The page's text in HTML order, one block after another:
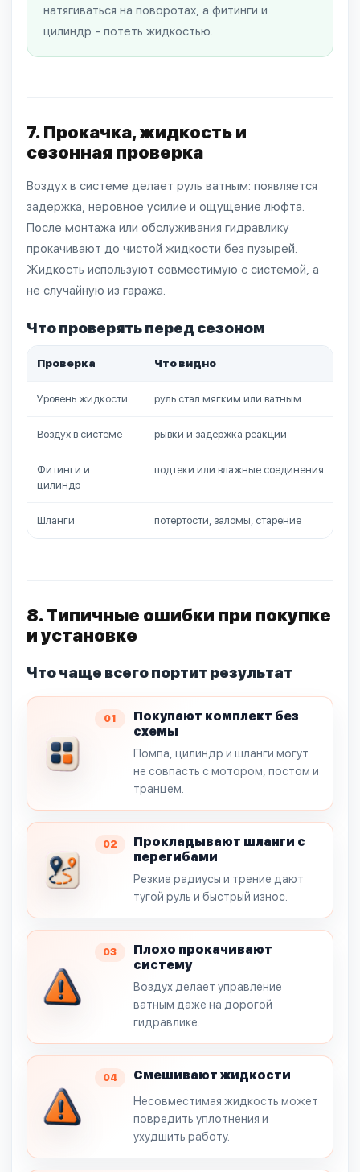
натягиваться на поворотах, а фитинги и
цилиндр - потеть жидкостью.
7. Прокачка, жидкость и
сезонная проверка
Воздух в системе делает руль ватным: появляется
задержка, неровное усилие и ощущение люфта.
После монтажа или обслуживания гидравлику
прокачивают до чистой жидкости без пузырей.
Жидкость используют совместимую с системой, а
не случайную из гаража.
Что проверять перед сезоном
Проверка Что видно
Уровень жидкости руль стал мягким или ватным
Воздух в системе рывки и задержка реакции
Фитинги и
цилиндр
подтеки или влажные соединения
Шланги потертости, заломы, старение
8. Типичные ошибки при покупке
и установке
Что чаще всего портит результат
01
Покупают комплект без
схемы
Помпа, цилиндр и шланги могут
не совпасть с мотором, постом и
транцем.
02
Прокладывают шланги с
перегибами
Резкие радиусы и трение дают
тугой руль и быстрый износ.
03
Плохо прокачивают
систему
Воздух делает управление
ватным даже на дорогой
гидравлике.
04 Смешивают жидкости
Несовместимая жидкость может
повредить уплотнения и
ухудшить работу.